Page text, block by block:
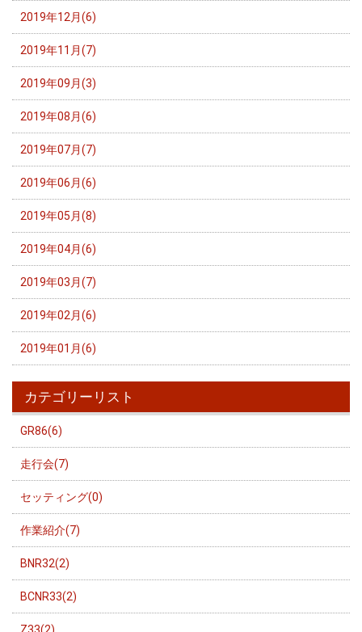
2019年12月(6)
2019年11月(7)
2019年09月(3)
2019年08月(6)
2019年07月(7)
2019年06月(6)
2019年05月(8)
2019年04月(6)
2019年03月(7)
2019年02月(6)
2019年01月(6)
カテゴリーリスト
GR86(6)
走行会(7)
セッティング(0)
作業紹介(7)
BNR32(2)
BCNR33(2)